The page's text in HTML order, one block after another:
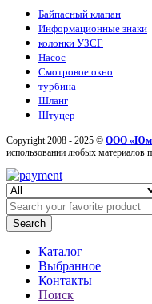
Байпасный клапан
Информационные знаки
колонки УЗСГ
Насос
Смотровое окно
турбина
Шланг
Штуцер
Copyright 2008 - 2025 © ООО
использовании любых материалов
Search
Каталог
Выбранное
Контакты
Поиск